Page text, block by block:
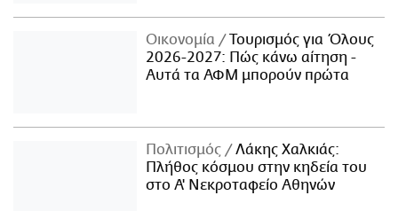
Οικονομία
Τουρισμός για Όλους
2026-2027: Πώς κάνω αίτηση -
Αυτά τα ΑΦΜ μπορούν πρώτα
Πολιτισμός
Λάκης Χαλκιάς:
Πλήθος κόσμου στην κηδεία του
στο Α' Νεκροταφείο Αθηνών